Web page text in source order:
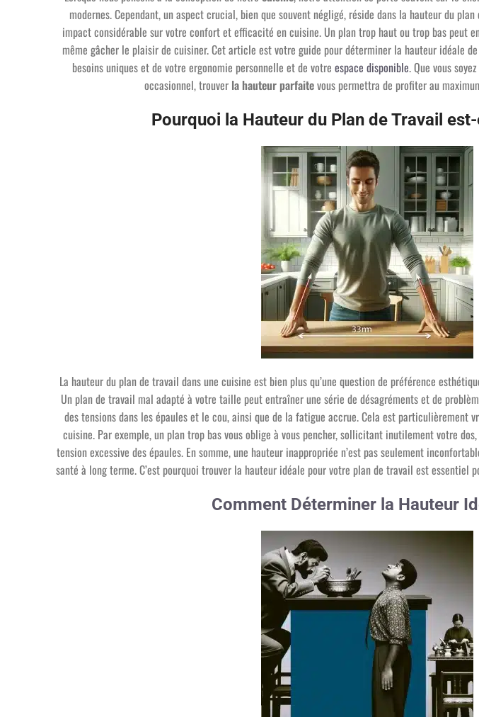
modernes. Cependant, un aspect crucial, bien que souvent négligé, réside dans la hauteur du
impact considérable sur votre confort et efficacité en cuisine. Un plan trop haut ou trop bas peut
même gâcher le plaisir de cuisiner. Cet article est votre guide pour déterminer la hauteur idéale
besoins uniques et de votre ergonomie personnelle et de votre espace disponible. Que vous
occasionnel, trouverla hauteur parfaitevous permettra de profiter au
Pourquoi la Hauteur du Plan de Travail
La hauteur du plan de travail dans une cuisine est bien plus qu’une question de préférence
Un plan de travail mal adapté à votre taille peut entraîner une série de désagréments et de
des tensions dans les épaules et le cou, ainsi que de la fatigue accrue. Cela est particulièrement
cuisine. Par exemple, un plan trop bas vous oblige à vous pencher, sollicitant inutilement votre
tension excessive des épaules. En somme, une hauteur inappropriée n’est pas seulement
santé à long terme. C’est pourquoi trouver la hauteur idéale pour votre plan de travail est essentiel
Comment Déterminer la Hauteur